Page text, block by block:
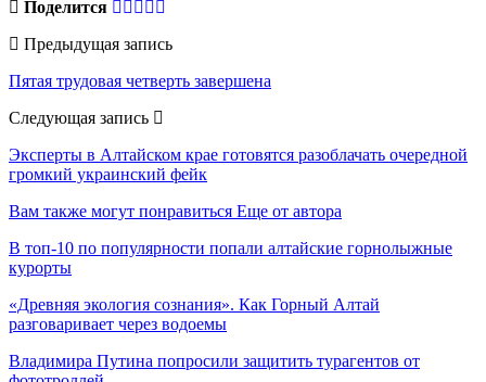
Поделится
Предыдущая запись
Пятая трудовая четверть завершена
Следующая запись
Эксперты в Алтайском крае готовятся разоблачать очередной
громкий украинский фейк
Вам также могут понравиться Еще от автора
В топ-10 по популярности попали алтайские горнолыжные
курорты
«Древняя экология сознания». Как Горный Алтай
разговаривает через водоемы
Владимира Путина попросили защитить турагентов от